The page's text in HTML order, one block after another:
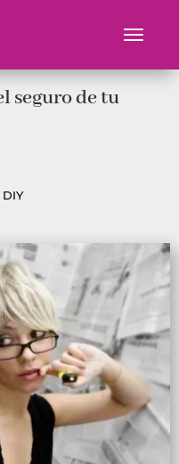
Toggle
seguro de tu
Publicada
DIY